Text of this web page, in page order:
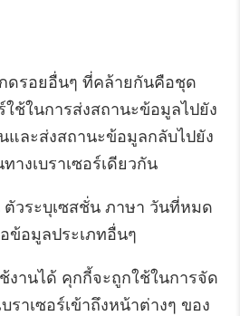
ดรอยอื่นๆ ที่คล้ายกันคือชุด
ใช้ในการส่งสถานะข้อมูลไปยัง
และส่งสถานะข้อมูลกลับไปยัง
างเบราเซอร์เดียวกัน
วระบุเซสชั่น ภาษา วันที่หมด
ข้อมูลประเภทอื่นๆ
งานได้ คุกกี้จะถูกใช้ในการจัด
ราเซอร์เข้าถึงหน้าต่างๆ ของ